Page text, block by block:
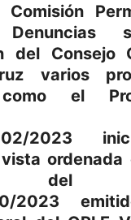
Comisión
del Consejo
varios
el
002/2023
ordenada
del
2023